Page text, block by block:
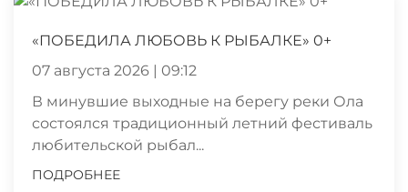
«ПОБЕДИЛА ЛЮБОВЬ К РЫБАЛКЕ» 0+
07 августа 2026 | 09:12
В минувшие выходные на берегу реки Ола
состоялся традиционный летний фестиваль
любительской рыбал...
ПОДРОБНЕЕ